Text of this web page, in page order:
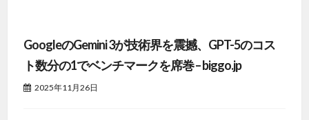
GoogleのGemini 3が技術界を震撼、GPT-5のコス
ト数分の1でベンチマークを席巻 – biggo.jp
2025年11月26日